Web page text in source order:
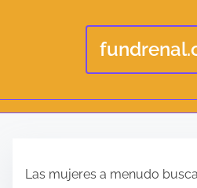
Las mujeres a menudo